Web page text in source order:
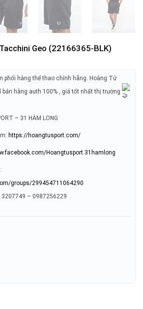
Geo (22166365-BLK)
phối hàng thể thao chính hãng. Hoàng Tử
hàng auth 100% , giá tốt nhất thị trường
– 31 HÀM LONG
https://hoangtusport.com/
Hoangtusport.31hamlong
groups/299454711064290
– 0987256229